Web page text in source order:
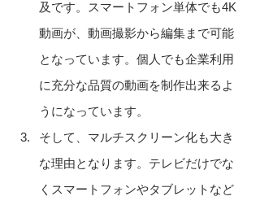
及です。スマートフォン単体でも4K
動画が、動画撮影から編集まで可能
となっています。個人でも企業利用
に充分な品質の動画を制作出来るよ
うになっています。
そして、マルチスクリーン化も大き
な理由となります。テレビだけでな
くスマートフォンやタブレットなど